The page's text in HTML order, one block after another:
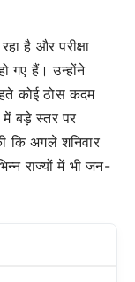
है और परीक्षा
गए हैं। उन्होंने
कोई ठोस कदम
में बड़े स्तर पर
कि अगले शनिवार
राज्यों में भी जन-